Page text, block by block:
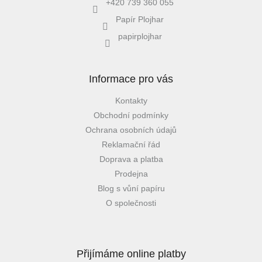
+420 739 360 055
Papír Plojhar
papirplojhar
Informace pro vás
Kontakty
Obchodní podmínky
Ochrana osobních údajů
Reklamační řád
Doprava a platba
Prodejna
Blog s vůní papíru
O společnosti
Přijímáme online platby